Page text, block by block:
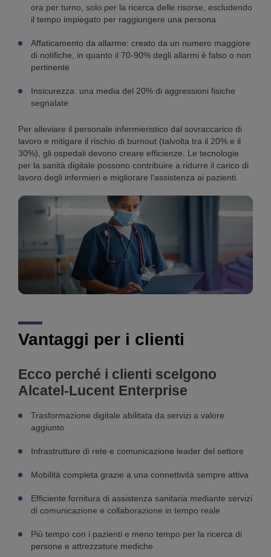
ora per turno, solo per la ricerca delle risorse, escludendo
il tempo impiegato per raggiungere una persona
Affaticamento da allarme: creato da un numero maggiore
di notifiche, in quanto il 70-90% degli allarmi è falso o non
pertinente
Insicurezza: una media del 20% di aggressioni fisiche
segnalate
Per alleviare il personale infermieristico dal sovraccarico di
lavoro e mitigare il rischio di burnout (talvolta tra il 20% e il
30%), gli ospedali devono creare efficienze. Le tecnologie
per la sanità digitale possono contribuire a ridurre il carico di
lavoro degli infermieri e migliorare l'assistenza ai pazienti.
Vantaggi per i clienti
Ecco perché i clienti scelgono
Alcatel-Lucent Enterprise
Trasformazione digitale abilitata da servizi a valore
aggiunto
Infrastrutture di rete e comunicazione leader del settore
Mobilità completa grazie a una connettività sempre attiva
Efficiente fornitura di assistenza sanitaria mediante servizi
di comunicazione e collaborazione in tempo reale
Più tempo con i pazienti e meno tempo per la ricerca di
persone e attrezzature mediche